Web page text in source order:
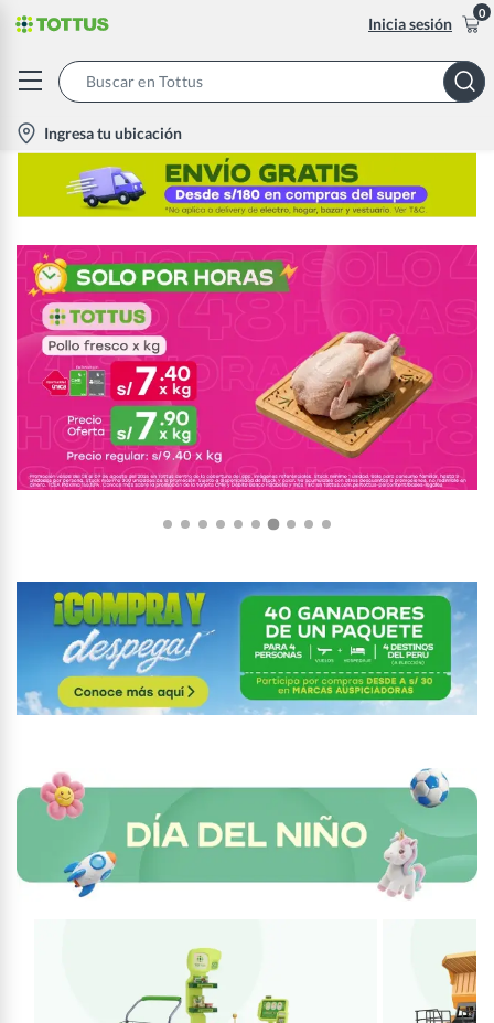
Inicia sesión
0
location-
icon
Ingresa tu ubicación